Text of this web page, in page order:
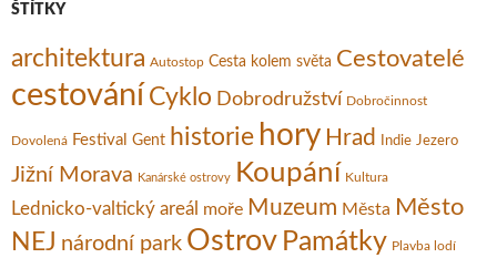
ŠTÍTKY
architektura Autostop Cesta kolem světa Cestovatelé
cestování Cyklo Dobrodružství Dobročinnost
Dovolená Festival Gent historie hory Hrad Indie Jezero
Jižní Morava Kanárské ostrovy Koupání Kultura
Lednicko-valtický areál moře Muzeum Města Město
NEJ národní park Ostrov Památky Plavba lodí